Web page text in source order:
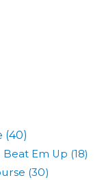
(40)
Beat Em Up (18)
(30)